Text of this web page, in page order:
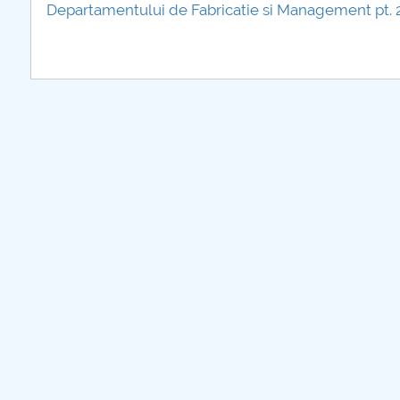
Departamentului de Fabricatie si Management pt.